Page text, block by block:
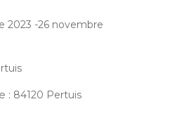
2023 -26 novembre
: 84120 Pertuis